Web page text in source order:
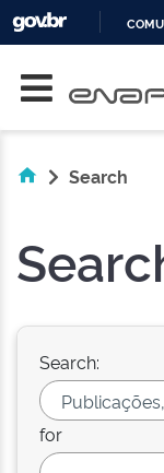
Search
Search:
for